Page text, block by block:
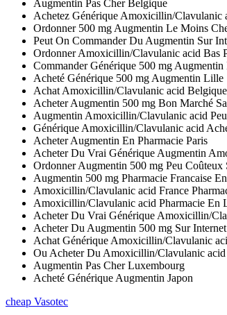
Augmentin Pas Cher Belgique
Achetez Générique Amoxicillin/Clavulanic
Ordonner 500 mg Augmentin Le Moins
Peut On Commander Du Augmentin Sur
Ordonner Amoxicillin/Clavulanic acid Bas
Commander Générique 500 mg Augmentin
Acheté Générique 500 mg Augmentin Lille
Achat Amoxicillin/Clavulanic acid Belgique
Acheter Augmentin 500 mg Bon Marché
Augmentin Amoxicillin/Clavulanic acid
Générique Amoxicillin/Clavulanic acid
Acheter Augmentin En Pharmacie Paris
Acheter Du Vrai Générique Augmentin
Ordonner Augmentin 500 mg Peu Coûteux
Augmentin 500 mg Pharmacie Francaise
Amoxicillin/Clavulanic acid France
Amoxicillin/Clavulanic acid Pharmacie En
Acheter Du Vrai Générique Amoxicillin/
Acheter Du Augmentin 500 mg Sur Internet
Achat Générique Amoxicillin/Clavulanic
Ou Acheter Du Amoxicillin/Clavulanic
Augmentin Pas Cher Luxembourg
Acheté Générique Augmentin Japon
cheap Vasotec